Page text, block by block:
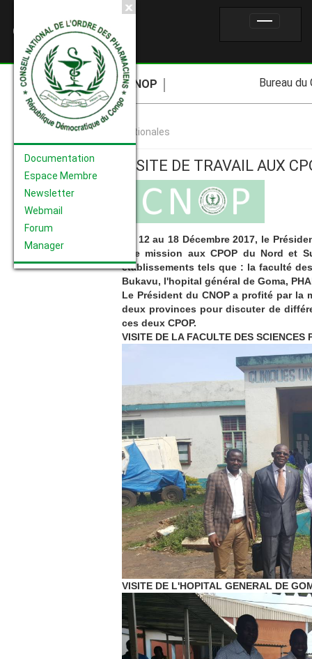
Documentation
Espace Membre
Newsletter
Webmail
Forum
Manager
CNOP
CNOP Bureau du
Nationales
VISITE DE TRAVAIL AUX
Du 12 au 18 Décembre 2017, le
une mission aux CPOP du Nord et
établissements tels que : la faculté
Bukavu, l'hopital général de Goma,
Le Président du CNOP a profité par la
deux provinces pour discuter de
ces deux CPOP.
VISITE DE LA FACULTE DES SCIENCES
VISITE DE L'HOPITAL GENERAL DE